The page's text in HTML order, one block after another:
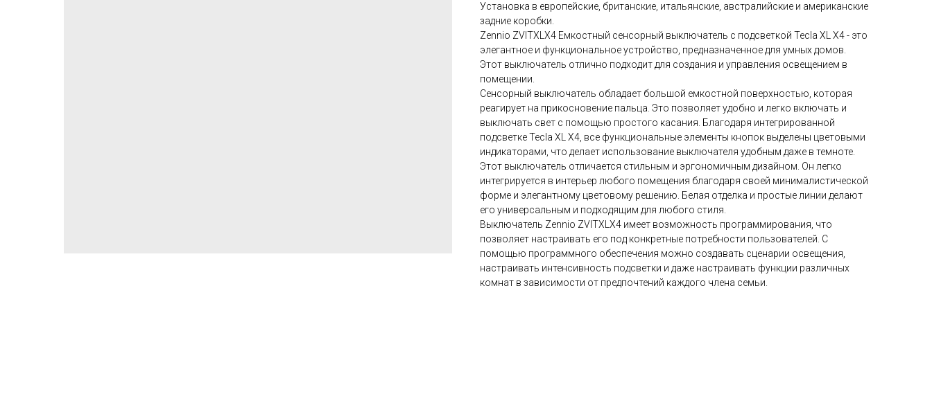
Установка в европейские, британские, итальянские, австралийские и американские
задние коробки.
Zennio ZVITXLX4 Емкостный сенсорный выключатель с подсветкой Tecla XL X4 - это
элегантное и функциональное устройство, предназначенное для умных домов.
Этот выключатель отлично подходит для создания и управления освещением в
помещении.
Сенсорный выключатель обладает большой емкостной поверхностью, которая
реагирует на прикосновение пальца. Это позволяет удобно и легко включать и
выключать свет с помощью простого касания. Благодаря интегрированной
подсветке Tecla XL X4, все функциональные элементы кнопок выделены цветовыми
индикаторами, что делает использование выключателя удобным даже в темноте.
Этот выключатель отличается стильным и эргономичным дизайном. Он легко
интегрируется в интерьер любого помещения благодаря своей минималистической
форме и элегантному цветовому решению. Белая отделка и простые линии делают
его универсальным и подходящим для любого стиля.
Выключатель Zennio ZVITXLX4 имеет возможность программирования, что
позволяет настраивать его под конкретные потребности пользователей. С
помощью программного обеспечения можно создавать сценарии освещения,
настраивать интенсивность подсветки и даже настраивать функции различных
комнат в зависимости от предпочтений каждого члена семьи.